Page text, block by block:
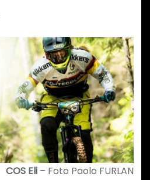
COS Eli – Foto Paolo FURLAN